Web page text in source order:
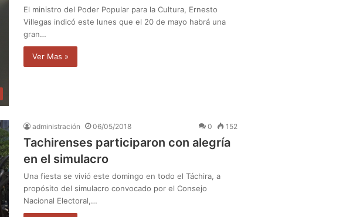
El ministro del Poder Popular para la Cultura, Ernesto
Villegas indicó este lunes que el 20 de mayo habrá una
gran…
Ver Mas »
administración 06/05/2018 0 152
Tachirenses participaron con alegría
en el simulacro
Una fiesta se vivió este domingo en todo el Táchira, a
propósito del simulacro convocado por el Consejo
Nacional Electoral,…